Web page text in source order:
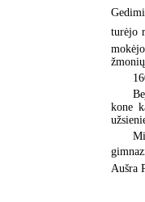
turėjo
kone
Aušra